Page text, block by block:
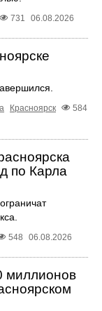
731 06.08.2026
Красноярск
584
по Карла
548 06.08.2026
миллионов